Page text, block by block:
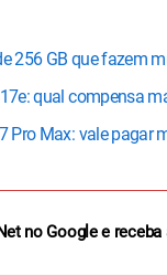
256 GB que fazem
qual compensa
Pro Max: vale pagar
no Google e